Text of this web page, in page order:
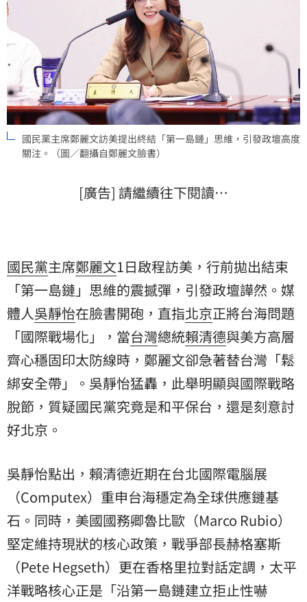
國民黨主席鄭麗文訪美提出終結「第一島鏈」思維，引發政壇高度
關注。（圖／翻攝自鄭麗文臉書）
[廣告] 請繼續往下閱讀…
國民黨主席鄭麗文1日啟程訪美，行前拋出結束
「第一島鏈」思維的震撼彈，引發政壇譁然。媒
體人吳靜怡在臉書開砲，直指北京正將台海問題
「國際戰場化」，當台灣總統賴清德與美方高層
齊心穩固印太防線時，鄭麗文卻急著替台灣「鬆
綁安全帶」。吳靜怡猛轟，此舉明顯與國際戰略
脫節，質疑國民黨究竟是和平保台，還是刻意討
好北京。
吳靜怡點出，賴清德近期在台北國際電腦展
（Computex）重申台海穩定為全球供應鏈基
石。同時，美國國務卿魯比歐（Marco Rubio）
堅定維持現狀的核心政策，戰爭部長赫格塞斯
（Pete Hegseth）更在香格里拉對話定調，太平
洋戰略核心正是「沿第一島鏈建立拒止性嚇